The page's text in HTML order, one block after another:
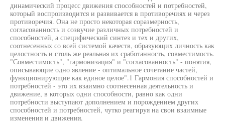
динамический процесс движения способностей и потребностей,
который воспроизводится и развивается в противоречиях и через
противоречия. Она не просто некоторая соразмерность,
согласованность и созвучие различных потребностей и
способностей, а специфический синтез и тех и других,
соотнесенных со всей системой качеств, образующих личность как
целостность и столь же реальная их сработанность, совместимость.
"Совместимость", "гармонизация" и "согласованность" - понятия,
описывающие одно явление - оптимальное сочетание частей,
функционирующие как единое целое".1 Гармония способностей и
потребностей - это их взаимно соотнесенная деятельность и
движение, в которых одни способности, равно как одни
потребности выступают дополнением и порождением других
способностей и потребностей, чутко реагируя на свои взаимные
изменения и движения.